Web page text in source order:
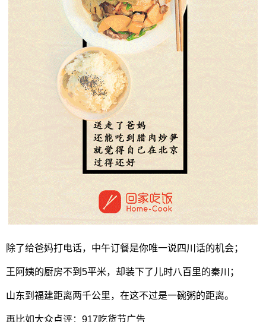
除了给爸妈打电话，中午订餐是你唯一说四川话的机会；
王阿姨的厨房不到5平米，却装下了儿时八百里的秦川；
山东到福建距离两千公里，在这不过是一碗粥的距离。
再比如大众点评：917吃货节广告